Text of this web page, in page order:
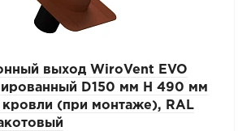
выход WiroVent EVO
D150 мм Н 490 мм
кровли (при монтаже), RAL